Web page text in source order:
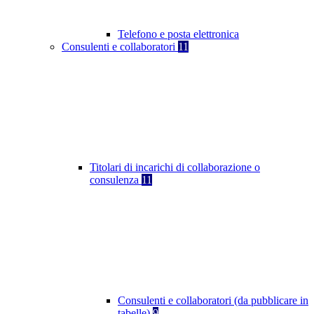
Telefono e posta elettronica
Consulenti e collaboratori 11
Titolari di incarichi di collaborazione o
consulenza 11
Consulenti e collaboratori (da pubblicare in